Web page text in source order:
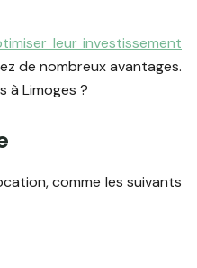
leur investissement
de nombreux avantages.
à Limoges ?
comme les suivants